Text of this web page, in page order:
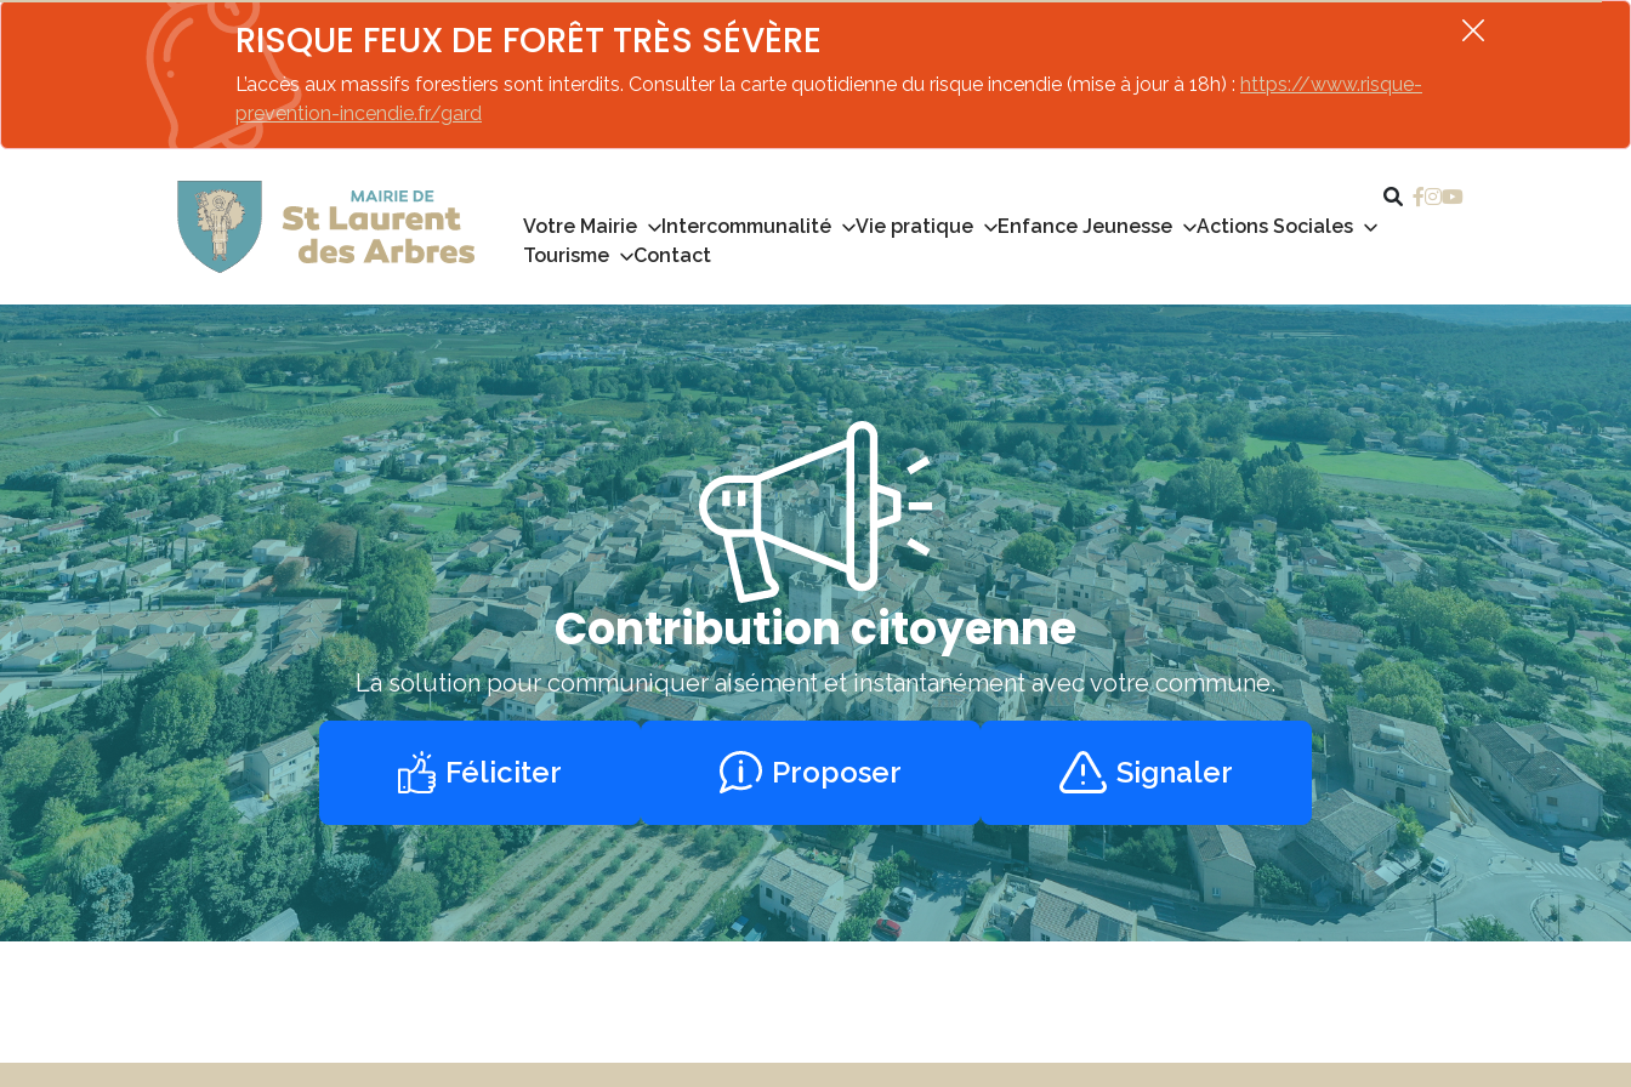
RISQUE FEUX DE FORÊT TRÈS SÉVÈRE
L’accès aux massifs forestiers sont interdits. Consulter la carte quotidienne du risque incendie (mise à jour à 18h) : https://www.risque-
prevention-incendie.fr/gard
Votre Mairie Intercommunalité Vie pratique Enfance Jeunesse
Actions Sociales
Tourisme
Contact
Contribution citoyenne
La solution pour communiquer aisément et instantanément avec votre commune.
Féliciter Proposer Signaler